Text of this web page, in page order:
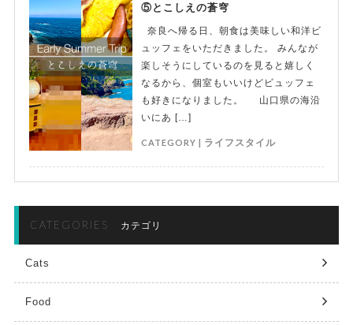
⑤とこしえの蒼穹
奈良へ帰る日、朝食は美味しい和洋ビ
ュッフェをいただきました。 みんなが
楽しそうにしているのを見ると嬉しく
なるから、個室もいいけどビュッフェ
も好きになりました。 山口県の海沿
いにあ […]
CATEGORY | ライフスタイル
CATEGORIES カテゴリ
Cats
Food